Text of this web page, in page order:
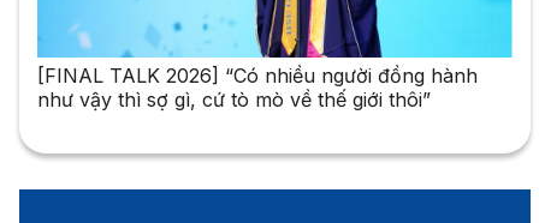
[FINAL TALK 2026] “Có nhiều người đồng hành
như vậy thì sợ gì, cứ tò mò về thế giới thôi”